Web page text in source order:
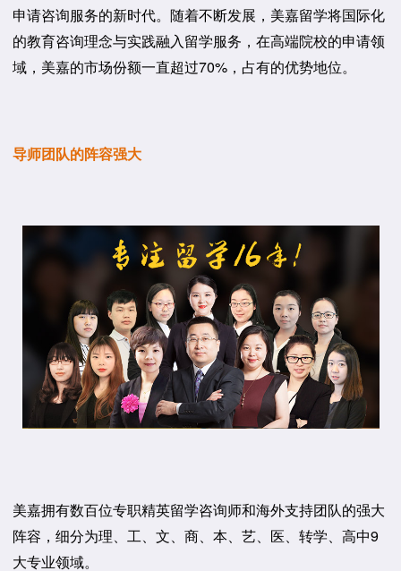
申请咨询服务的新时代。随着不断发展，美嘉留学将国际化
的教育咨询理念与实践融入留学服务，在高端院校的申请领
域，美嘉的市场份额一直超过70%，占有的优势地位。
导师团队的阵容强大
美嘉拥有数百位专职精英留学咨询师和海外支持团队的强大
阵容，细分为理、工、文、商、本、艺、医、转学、高中9
大专业领域。